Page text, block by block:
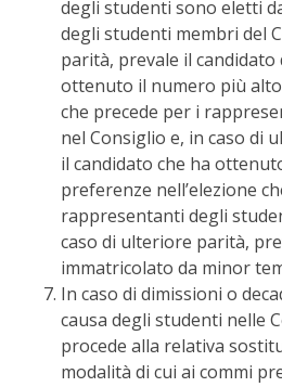
degli studenti sono eletti
degli studenti membri del
parità, prevale il candidato
ottenuto il numero più alto
che precede per i
nel Consiglio e, in caso di
il candidato che ha
preferenze nell’elezione
rappresentanti degli
caso di ulteriore parità,
immatricolato da minor
In caso di dimissioni o
causa degli studenti nelle
procede alla relativa
modalità di cui ai commi